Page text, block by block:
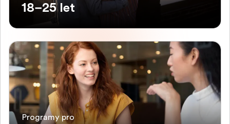
18–25 let
Programy pro